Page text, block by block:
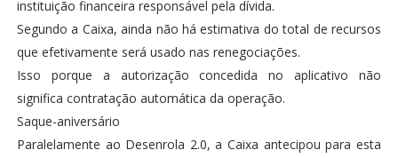
instituição financeira responsável pela dívida.
Segundo a Caixa, ainda não há estimativa do total de recursos
que efetivamente será usado nas renegociações.
Isso porque a autorização concedida no aplicativo não
significa contratação automática da operação.
Saque-aniversário
Paralelamente ao Desenrola 2.0, a Caixa antecipou para esta